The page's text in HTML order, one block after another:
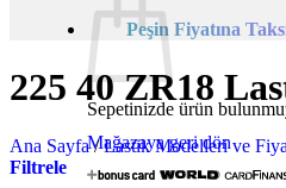
Sepetinizde ürün
Mağazaya geri dön
Peşin Fiyatına
225 40 ZR18
Ana Sayfa / Lastik Modelleri ve
Filtrele